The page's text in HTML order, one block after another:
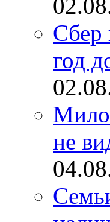
Сбер
год
не